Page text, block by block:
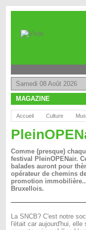
Samedi 08 Août 2026
MAGAZINE
Accueil Culture
Comme (presque)
festival PleinOPENair.
balades auront pour
opérateur de chemins
promotion
Bruxellois.
La SNCB? C'est notre
l'était car aujourd'hui,